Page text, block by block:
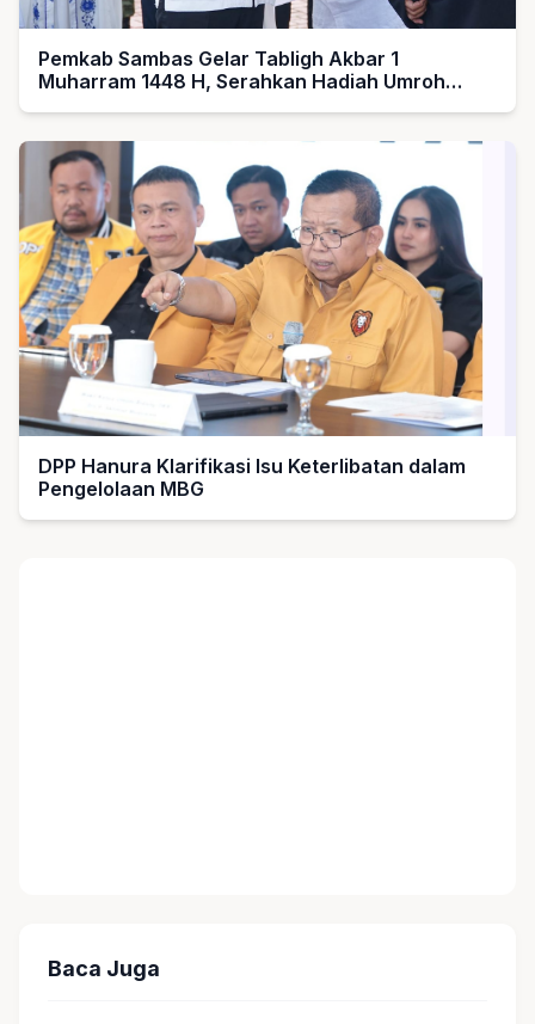
Pemkab Sambas Gelar Tabligh Akbar 1
Muharram 1448 H, Serahkan Hadiah Umroh
DPP Hanura Klarifikasi Isu Keterlibatan dalam
Pengelolaan MBG
Baca Juga